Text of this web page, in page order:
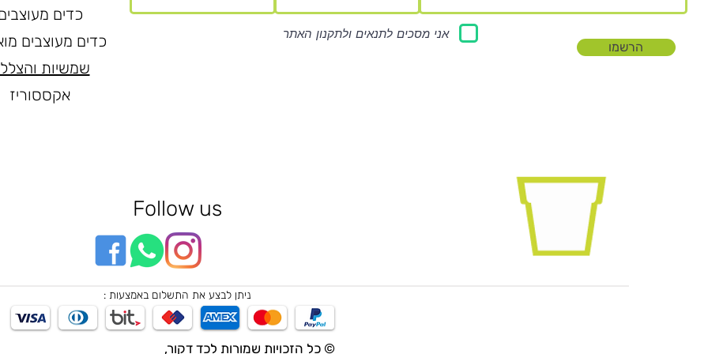
כדים
כדים מעוצבים
שמשיות
אקססוריז
אני מסכים לתנאים ולתקנון האתר
הרשמו
Follow us
ניתן לבצע את התשלום באמצעות :
© כל הזכויות שמורות לכד דקור,